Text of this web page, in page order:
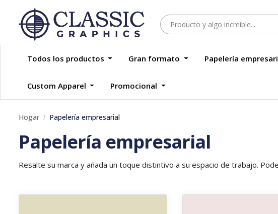
Todos los productos Gran formato Papelería
Custom Apparel Promocional
Hogar Papelería empresarial
Papelería empresarial
Resalte su marca y añada un toque distintivo a su espacio de trabajo.